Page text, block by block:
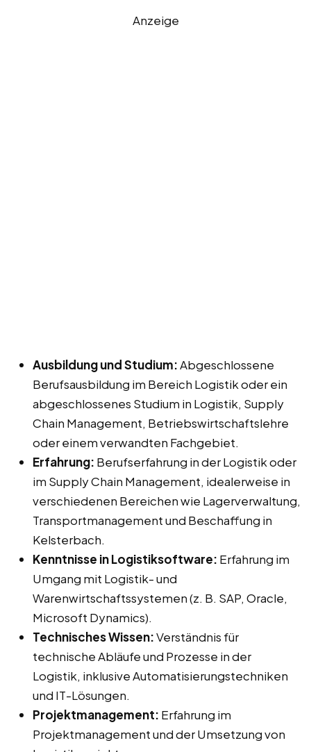
Anzeige
Ausbildung und Studium:Abgeschlossene
Berufsausbildung im Bereich Logistik oder ein
abgeschlossenes Studium in Logistik, Supply
Chain Management, Betriebswirtschaftslehre
oder einem verwandten Fachgebiet.
Erfahrung: Berufserfahrung in der Logistik oder
im Supply Chain Management, idealerweise in
verschiedenen Bereichen wie Lagerverwaltung,
Transportmanagement und Beschaffung in
Kelsterbach.
Kenntnisse in Logistiksoftware: Erfahrung im
Umgang mit Logistik- und
Warenwirtschaftssystemen (z. B. SAP, Oracle,
Microsoft Dynamics).
Technisches Wissen:Verständnis für
technische Abläufe und Prozesse in der
Logistik, inklusive Automatisierungstechniken
und IT-Lösungen.
Projektmanagement: Erfahrung im
Projektmanagement und der Umsetzung von